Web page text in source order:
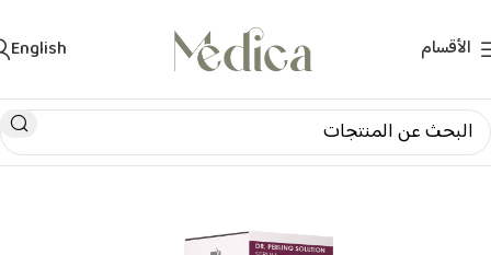
الأقسام English
الرئيسيةمنتجات العناية بالبشرة